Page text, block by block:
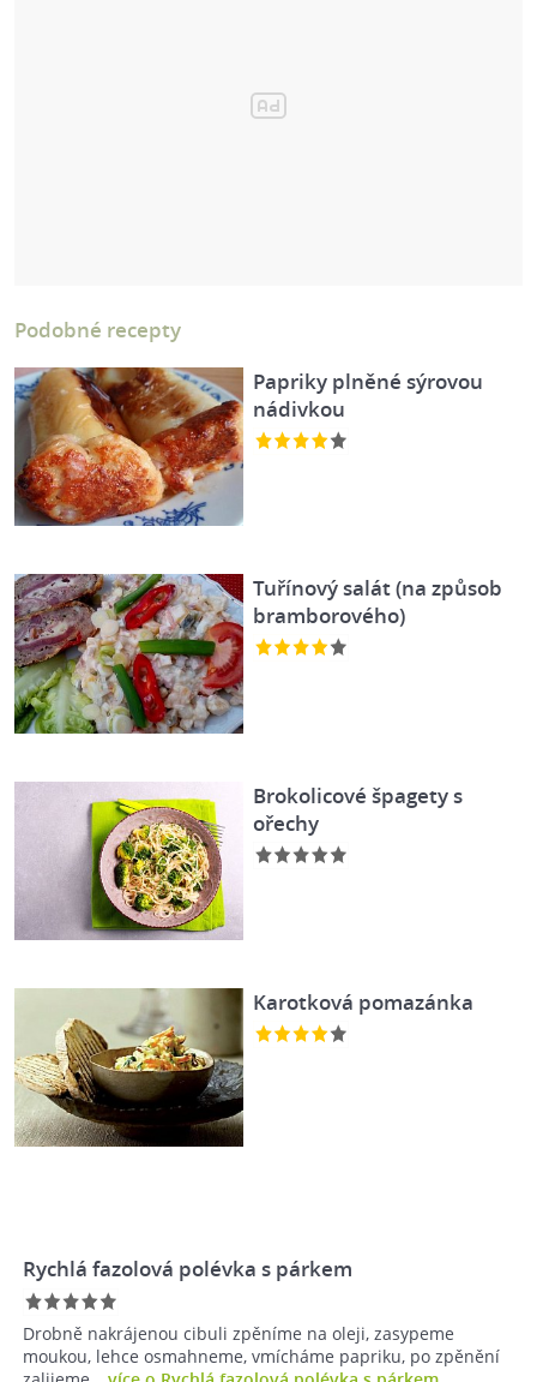
Podobné recepty
Papriky plněné sýrovou
nádivkou
Tuřínový salát (na způsob
bramborového)
Brokolicové špagety s
ořechy
Karotková pomazánka
Rychlá fazolová polévka s párkem
Drobně nakrájenou cibuli zpěníme na oleji, zasypeme
moukou, lehce osmahneme, vmícháme papriku, po zpěnění